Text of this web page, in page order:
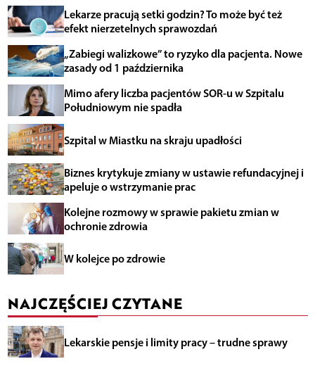
Lekarze pracują setki godzin? To może być też
efekt nierzetelnych sprawozdań
„Zabiegi walizkowe” to ryzyko dla pacjenta. Nowe
zasady od 1 października
Mimo afery liczba pacjentów SOR-u w Szpitalu
Południowym nie spadła
Szpital w Miastku na skraju upadłości
Biznes krytykuje zmiany w ustawie refundacyjnej i
apeluje o wstrzymanie prac
Kolejne rozmowy w sprawie pakietu zmian w
ochronie zdrowia
W kolejce po zdrowie
NAJCZĘŚCIEJ CZYTANE
Lekarskie pensje i limity pracy – trudne sprawy